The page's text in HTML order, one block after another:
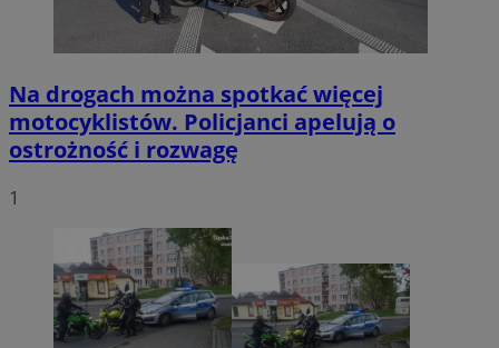
Na drogach można spotkać więcej
motocyklistów. Policjanci apelują o
ostrożność i rozwagę
1